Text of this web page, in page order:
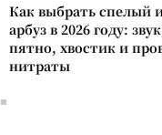
Как выбрать спелый
арбуз в 2026 году:
пятно, хвостик и
нитраты